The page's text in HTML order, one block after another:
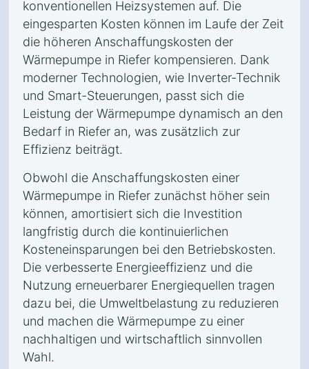
konventionellen Heizsystemen auf. Die
eingesparten Kosten können im Laufe der Zeit
die höheren Anschaffungskosten der
Wärmepumpe in Riefer kompensieren. Dank
moderner Technologien, wie Inverter-Technik
und Smart-Steuerungen, passt sich die
Leistung der Wärmepumpe dynamisch an den
Bedarf in Riefer an, was zusätzlich zur
Effizienz beiträgt.
Obwohl die Anschaffungskosten einer
Wärmepumpe in Riefer zunächst höher sein
können, amortisiert sich die Investition
langfristig durch die kontinuierlichen
Kosteneinsparungen bei den Betriebskosten.
Die verbesserte Energieeffizienz und die
Nutzung erneuerbarer Energiequellen tragen
dazu bei, die Umweltbelastung zu reduzieren
und machen die Wärmepumpe zu einer
nachhaltigen und wirtschaftlich sinnvollen
Wahl.